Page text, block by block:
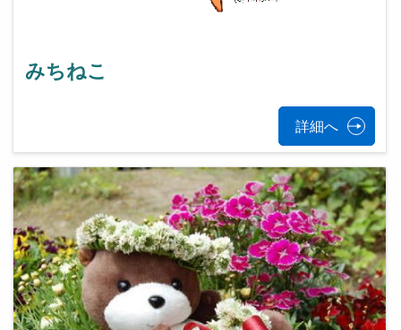
みちねこ
詳細へ